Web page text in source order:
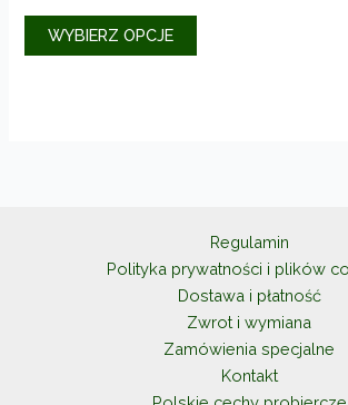
od
250,00zł
WYBIERZ OPCJE
Ten
na
stronie
produktu
Regulamin
Polityka prywatności i plików
Dostawa i płatność
Zwrot i wymiana
Zamówienia specjalne
Kontakt